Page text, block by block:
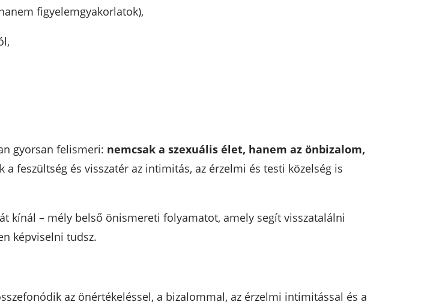
figyelemgyakorlatok),
gyorsan felismeri: nemcsak a szexuális élet, hanem az önbizalom,
feszültség és visszatér az intimitás, az érzelmi és testi közelség is
kínál – mély belső önismereti folyamatot, amely segít visszatalálni
képviselni tudsz.
az önértékeléssel, a bizalommal, az érzelmi intimitással és a